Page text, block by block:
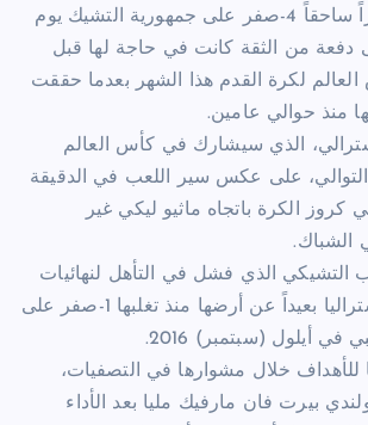
حققت استراليا فوزاً ساحقاً 4-صفر على جمهورية التشيك يوم
دفعة من الثقة كانت في حاجة لها قبل
لكرة القدم هذا الشهر بعدما حققت
منذ حوالي عامين.
الذي سيشارك في كأس العالم
التوالي، على عكس سير اللعب في الدقيقة
كروز الكرة باتجاه ماثيو ليكي غير
الشباك.
التشيكي الذي فشل في التأهل لنهائيات
روسيا هو الأول لاستراليا بعيداً عن أرضها منذ تغلبها 1-صفر على
أيلول (سبتمبر) 2016.
للأهداف خلال مشوارها في التصفيات،
بيرت فان مارفيك مليا بعد الأداء